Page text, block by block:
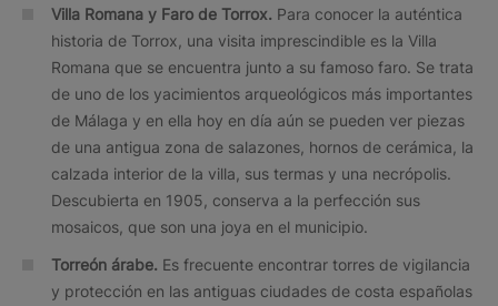
Villa Romana y Faro de Torrox. Para conocer la auténtica
historia de Torrox, una visita imprescindible es la Villa
Romana que se encuentra junto a su famoso faro. Se trata
de uno de los yacimientos arqueológicos más importantes
de Málaga y en ella hoy en día aún se pueden ver piezas
de una antigua zona de salazones, hornos de cerámica, la
calzada interior de la villa, sus termas y una necrópolis.
Descubierta en 1905, conserva a la perfección sus
mosaicos, que son una joya en el municipio.
Torreón árabe. Es frecuente encontrar torres de vigilancia
y protección en las antiguas ciudades de costa españolas